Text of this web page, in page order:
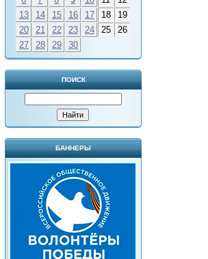
13
14 15 16 17 18
19
20
21 22 23 24 25
26
27
28 29 30
ПОИСК
БАННЕРЫ